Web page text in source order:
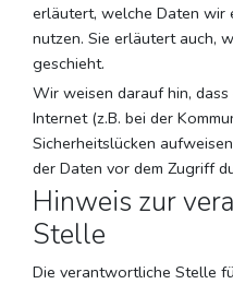
erläutert, welche Daten wir
nutzen. Sie erläutert auch,
geschieht.
Wir weisen darauf hin,
Internet (z.B. bei der
Sicherheitslücken
der Daten vor dem Zugriff
Hinweis zur
Stelle
Die verantwortliche Stelle